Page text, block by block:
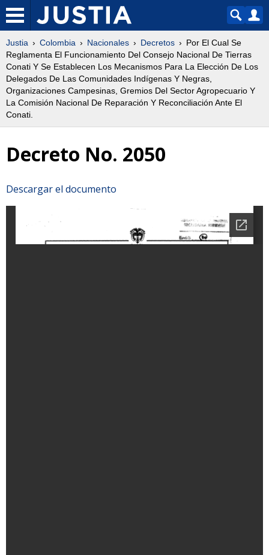
Justia Colombia Nacionales Decretos
Por El Cual Se
Reglamenta El Funcionamiento Del Consejo Nacional De Tierras
Conati Y Se Establecen Los Mecanismos Para La Elección De Los
Delegados De Las Comunidades Indígenas Y Negras,
Organizaciones Campesinas, Gremios Del Sector Agropecuario Y
La Comisión Nacional De Reparación Y Reconciliación Ante El
Conati.
Decreto No. 2050
Descargar el documento